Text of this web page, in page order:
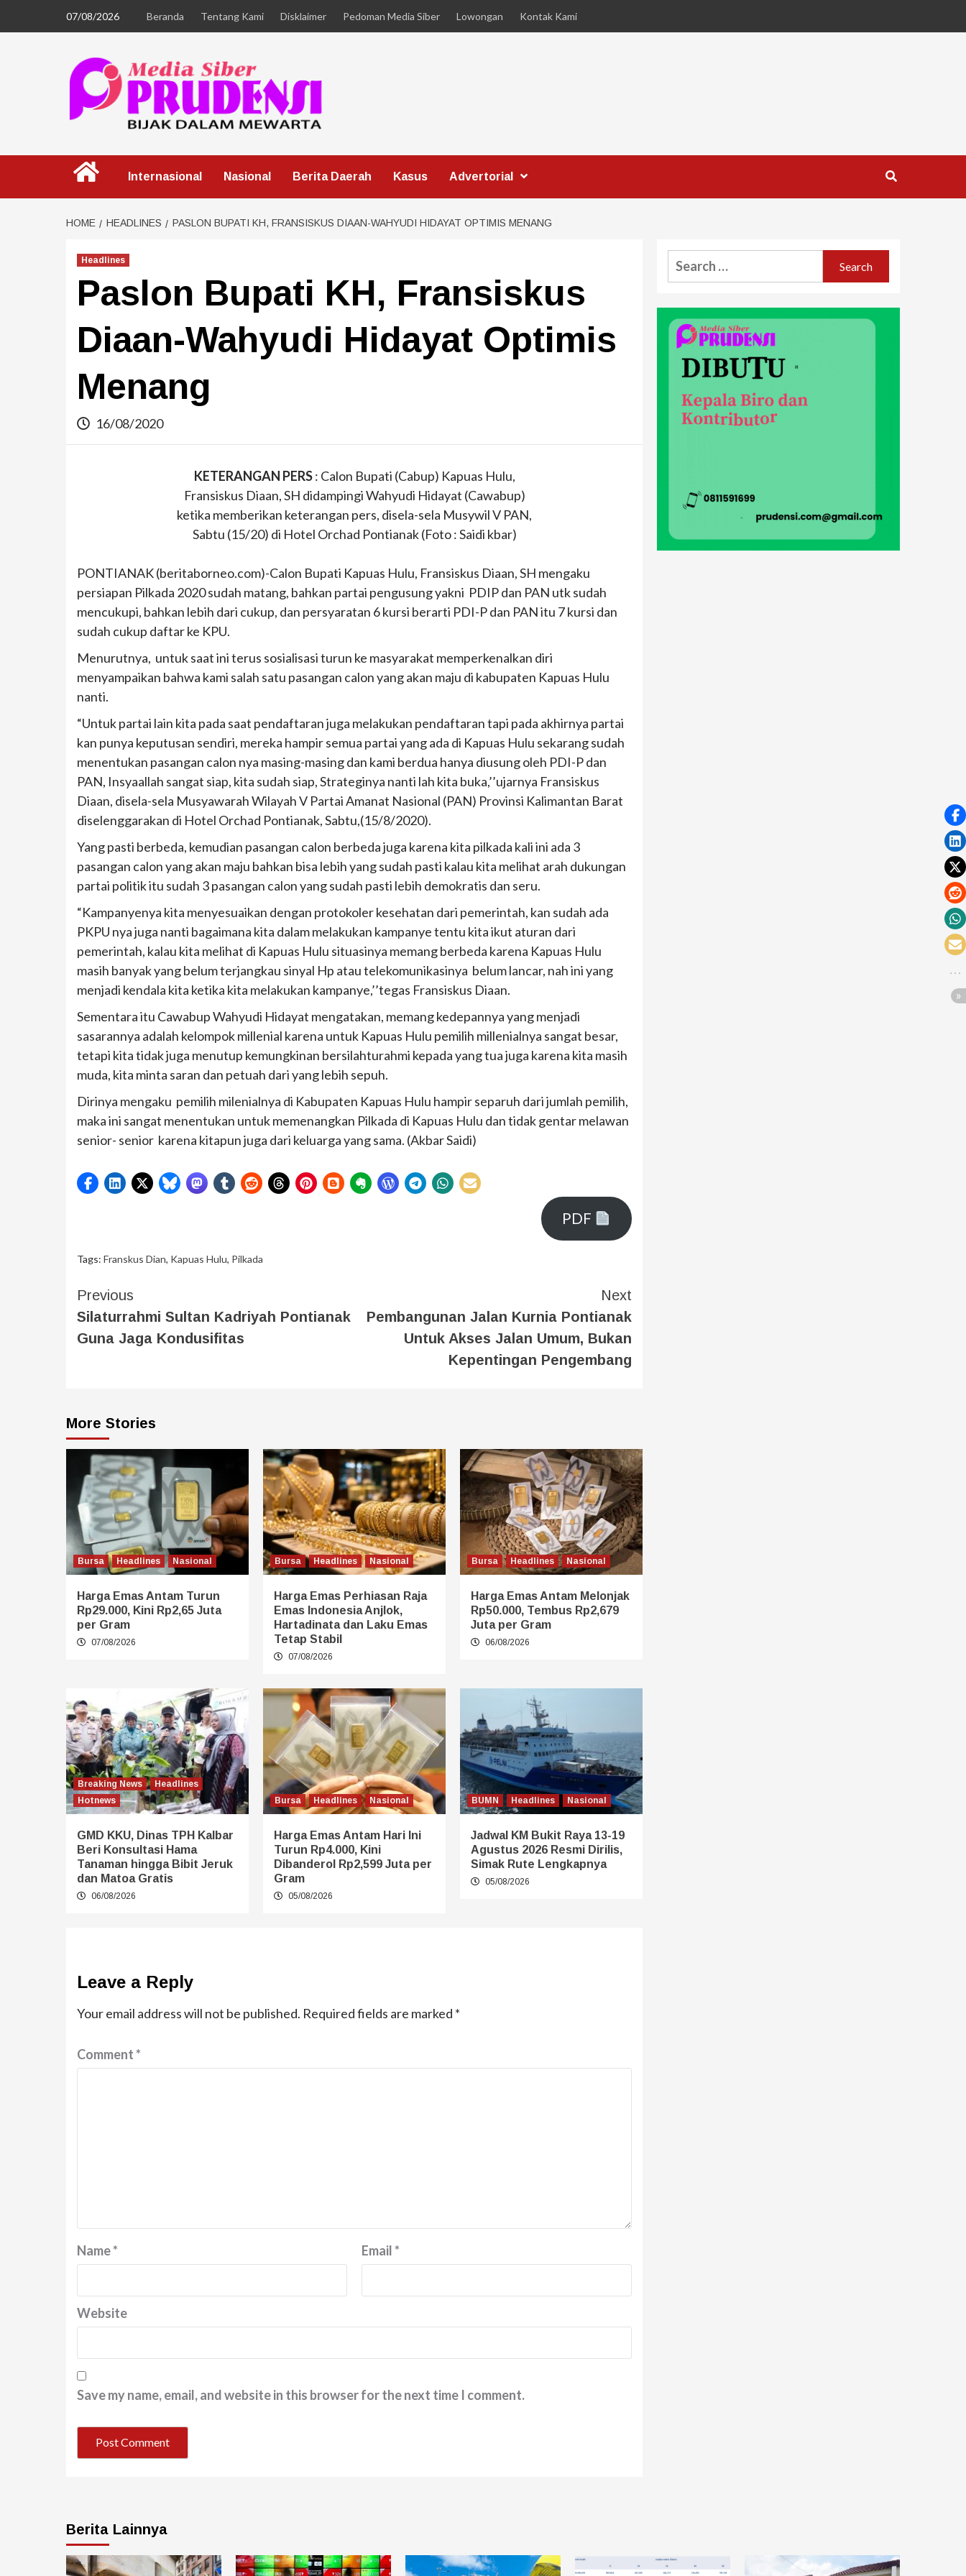
07/08/2026 Beranda Tentang Kami Disklaimer Pedoman Media Siber Lowongan Kontak Kami
Internasional Nasional Berita Daerah Kasus Advertorial
HOME HEADLINES PASLON BUPATI KH, FRANSISKUS DIAAN-WAHYUDI HIDAYAT OPTIMIS MENANG
Headlines
Paslon Bupati KH, Fransiskus
Diaan-Wahyudi Hidayat Optimis
Menang
16/08/2020
KETERANGAN PERS: Calon Bupati (Cabup) Kapuas Hulu,
Fransiskus Diaan, SH didampingi Wahyudi Hidayat (Cawabup)
ketika memberikan keterangan pers, disela-sela Musywil V PAN,
Sabtu (15/20) di Hotel Orchad Pontianak (Foto : Saidi kbar)
PONTIANAK (beritaborneo.com)-Calon Bupati Kapuas Hulu, Fransiskus Diaan, SH mengaku
persiapan Pilkada 2020 sudah matang, bahkan partai pengusung yakni PDIP dan PAN utk sudah
mencukupi, bahkan lebih dari cukup, dan persyaratan 6 kursi berarti PDI-P dan PAN itu 7 kursi dan
sudah cukup daftar ke KPU.
Menurutnya, untuk saat ini terus sosialisasi turun ke masyarakat memperkenalkan diri
menyampaikan bahwa kami salah satu pasangan calon yang akan maju di kabupaten Kapuas Hulu
nanti.
“Untuk partai lain kita pada saat pendaftaran juga melakukan pendaftaran tapi pada akhirnya partai
kan punya keputusan sendiri, mereka hampir semua partai yang ada di Kapuas Hulu sekarang sudah
menentukan pasangan calon nya masing-masing dan kami berdua hanya diusung oleh PDI-P dan
PAN, Insyaallah sangat siap, kita sudah siap, Strateginya nanti lah kita buka,’’ujarnya Fransiskus
Diaan, disela-sela Musyawarah Wilayah V Partai Amanat Nasional (PAN) Provinsi Kalimantan Barat
diselenggarakan di Hotel Orchad Pontianak, Sabtu,(15/8/2020).
Yang pasti berbeda, kemudian pasangan calon berbeda juga karena kita pilkada kali ini ada 3
pasangan calon yang akan maju bahkan bisa lebih yang sudah pasti kalau kita melihat arah dukungan
partai politik itu sudah 3 pasangan calon yang sudah pasti lebih demokratis dan seru.
“Kampanyenya kita menyesuaikan dengan protokoler kesehatan dari pemerintah, kan sudah ada
PKPU nya juga nanti bagaimana kita dalam melakukan kampanye tentu kita ikut aturan dari
pemerintah, kalau kita melihat di Kapuas Hulu situasinya memang berbeda karena Kapuas Hulu
masih banyak yang belum terjangkau sinyal Hp atau telekomunikasinya belum lancar, nah ini yang
menjadi kendala kita ketika kita melakukan kampanye,’’tegas Fransiskus Diaan.
Sementara itu Cawabup Wahyudi Hidayat mengatakan, memang kedepannya yang menjadi
sasarannya adalah kelompok millenial karena untuk Kapuas Hulu pemilih millenialnya sangat besar,
tetapi kita tidak juga menutup kemungkinan bersilahturahmi kepada yang tua juga karena kita masih
muda, kita minta saran dan petuah dari yang lebih sepuh.
Dirinya mengaku pemilih milenialnya di Kabupaten Kapuas Hulu hampir separuh dari jumlah pemilih,
maka ini sangat menentukan untuk memenangkan Pilkada di Kapuas Hulu dan tidak gentar melawan
senior- senior karena kitapun juga dari keluarga yang sama. (Akbar Saidi)
PDF
Tags: Franskus Dian, Kapuas Hulu, Pilkada
Previous
Silaturrahmi Sultan Kadriyah Pontianak
Guna Jaga Kondusifitas
Next
Pembangunan Jalan Kurnia Pontianak
Untuk Akses Jalan Umum, Bukan
Kepentingan Pengembang
More Stories
Bursa Headlines Nasional
Harga Emas Antam Turun
Rp29.000, Kini Rp2,65 Juta
per Gram
07/08/2026
Bursa Headlines Nasional
Harga Emas Perhiasan Raja
Emas Indonesia Anjlok,
Hartadinata dan Laku Emas
Tetap Stabil
07/08/2026
Bursa Headlines Nasional
Harga Emas Antam Melonjak
Rp50.000, Tembus Rp2,679
Juta per Gram
06/08/2026
Breaking News
Headlines
Hotnews
GMD KKU, Dinas TPH Kalbar
Beri Konsultasi Hama
Tanaman hingga Bibit Jeruk
dan Matoa Gratis
06/08/2026
Bursa Headlines Nasional
Harga Emas Antam Hari Ini
Turun Rp4.000, Kini
Dibanderol Rp2,599 Juta per
Gram
05/08/2026
BUMN Headlines Nasional
Jadwal KM Bukit Raya 13-19
Agustus 2026 Resmi Dirilis,
Simak Rute Lengkapnya
05/08/2026
Leave a Reply
Your email address will not be published. Required fields are marked *
Comment*
Name* Email*
Website
Save my name, email, and website in this browser for the next time I comment.
Berita Lainnya